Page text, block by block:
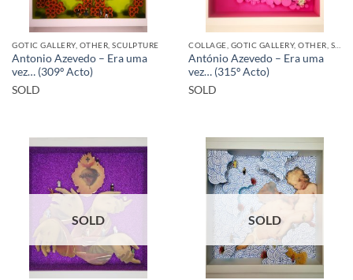
GOTIC GALLERY, OTHER, SCULPTURE
Antonio Azevedo – Era uma
vez… (309º Acto)
SOLD
COLLAGE, GOTIC GALLERY, OTHER, SCULPTURE
António Azevedo – Era uma
vez… (315º Acto)
SOLD
SOLD SOLD